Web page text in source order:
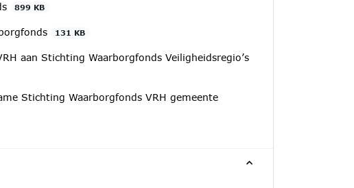
899 KB
131 KB
aan Stichting Waarborgfonds Veiligheidsregio’s
Stichting Waarborgfonds VRH gemeente